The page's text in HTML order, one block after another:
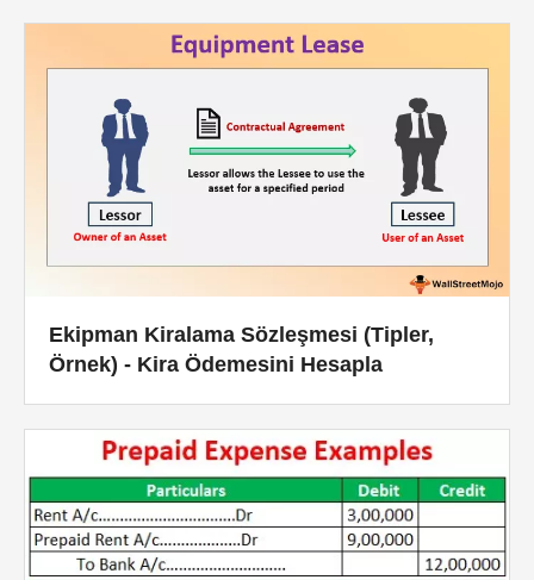
Tam form
Risk Yönetimi Öğreticileri
Ekipman Kiralama Sözleşmesi (Tipler,
Örnek) - Kira Ödemesini Hesapla